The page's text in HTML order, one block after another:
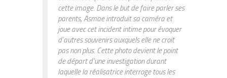
cette image. Dans le but de faire parler ses
parents, Asmae introduit sa caméra et
joue avec cet incident intime pour évoquer
d’autres souvenirs auxquels elle ne croit
pas non plus. Cette photo devient le point
de départ d’une investigation durant
laquelle la réalisatrice interroge tous les